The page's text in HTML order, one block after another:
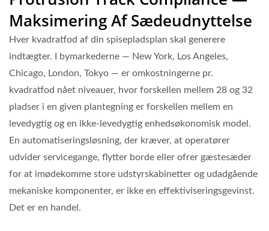
Maksimering Af Sædeudnyttelse
Hver kvadratfod af din spisepladsplan skal generere
indtægter. I bymarkederne — New York, Los Angeles,
Chicago, London, Tokyo — er omkostningerne pr.
kvadratfod nået niveauer, hvor forskellen mellem 28 og 32
pladser i en given plantegning er forskellen mellem en
levedygtig og en ikke-levedygtig enhedsøkonomisk model.
En automatiseringsløsning, der kræver, at operatører
udvider servicegange, flytter borde eller ofrer gæstesæder
for at imødekomme store udstyrskabinetter og udadgående
mekaniske komponenter, er ikke en effektiviseringsgevinst.
Det er en handel.